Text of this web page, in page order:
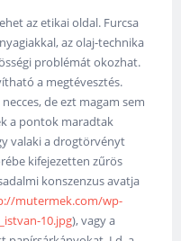
az etikai oldal. Furcsa
az olaj-technika
problémát okozhat.
a megtévesztés.
de ezt magam sem
a pontok maradtak
valaki a drogtörvényt
kifejezetten zűrös
konszenzus avatja
mutermek.com/wp-
10.jpg), vagy a